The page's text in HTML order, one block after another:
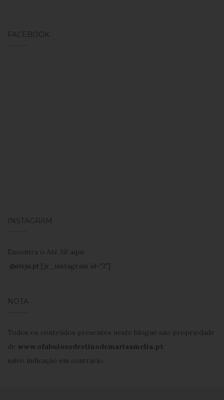
FACEBOOK
INSTAGRAM
Encontra o Até Já! aqui:
@ateja.pt [jr_instagram id="3"]
NOTA
Todos os conteúdos presentes neste blogue são propriedade
de www.ofabulosodestinodemariaamelia.pt
salvo indicação em contrário.